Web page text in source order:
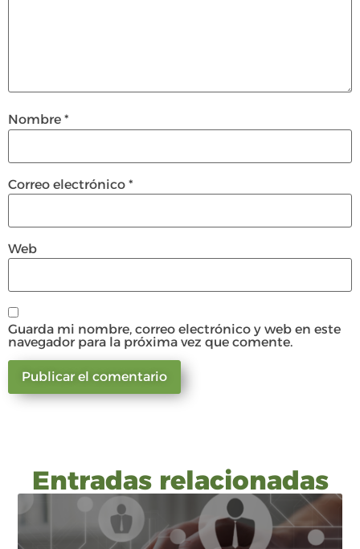
Nombre *
Correo electrónico *
Web
Guarda mi nombre, correo electrónico y web en este
navegador para la próxima vez que comente.
Entradas relacionadas